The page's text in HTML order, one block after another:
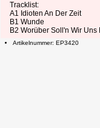
Tracklist:
A1 Idioten An Der Zeit
B1 Wunde
B2 Worüber Soll'n Wir Uns
Artikelnummer: EP3420